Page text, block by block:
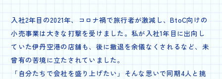
入社2年目の2021年、コロナ禍で旅行者が激減し、BtoC向けの
小売事業は大きな打撃を受けました。私が入社1年目に出向し
ていた伊丹空港の店舗も、後に撤退を余儀なくされるなど、未
曾有の苦境に立たされていました。
「自分たちで会社を盛り上げたい」そんな思いで同期4人と挑